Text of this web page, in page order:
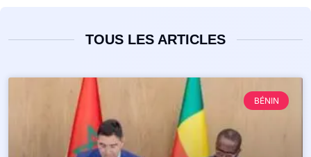
TOUS LES ARTICLES
BÉNIN